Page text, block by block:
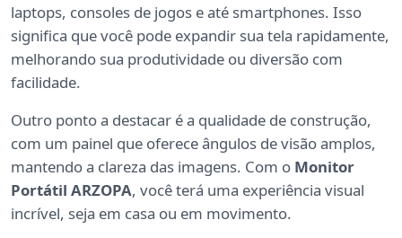
laptops, consoles de jogos e até smartphones. Isso
significa que você pode expandir sua tela rapidamente,
melhorando sua produtividade ou diversão com
facilidade.
Outro ponto a destacar é a qualidade de construção,
com um painel que oferece ângulos de visão amplos,
mantendo a clareza das imagens. Com o Monitor
Portátil ARZOPA, você terá uma experiência visual
incrível, seja em casa ou em movimento.